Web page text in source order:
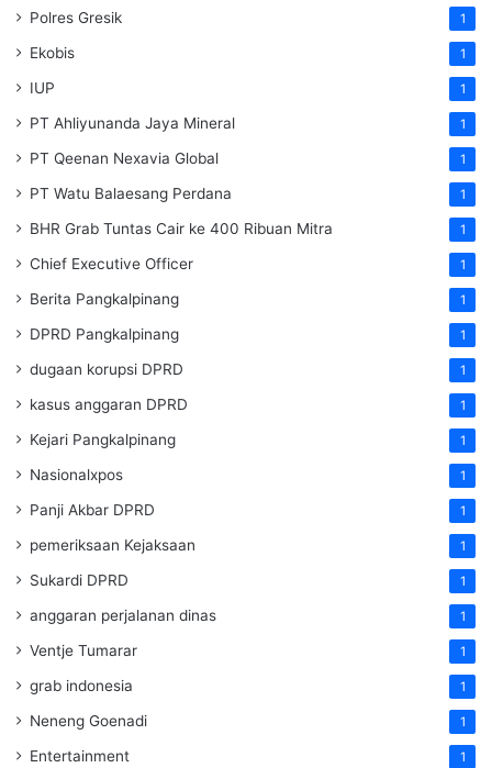
Polres Gresik 1
Ekobis 1
IUP 1
PT Ahliyunanda Jaya Mineral 1
PT Qeenan Nexavia Global 1
PT Watu Balaesang Perdana 1
BHR Grab Tuntas Cair ke 400 Ribuan Mitra 1
Chief Executive Officer 1
Berita Pangkalpinang 1
DPRD Pangkalpinang 1
dugaan korupsi DPRD 1
kasus anggaran DPRD 1
Kejari Pangkalpinang 1
Nasionalxpos 1
Panji Akbar DPRD 1
pemeriksaan Kejaksaan 1
Sukardi DPRD 1
anggaran perjalanan dinas 1
Ventje Tumarar 1
grab indonesia 1
Neneng Goenadi 1
Entertainment 1